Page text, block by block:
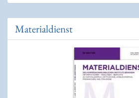
Materialdienst